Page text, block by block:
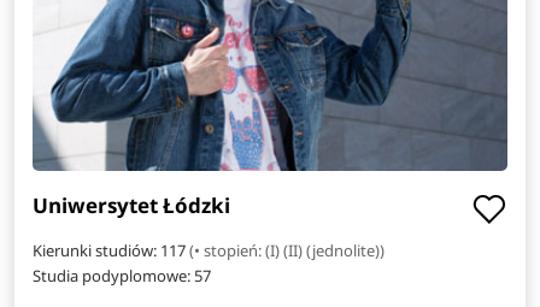
Zarządzanie i inżynieria produkcji
Amerykanistyka
Analityka gospodarcza
Automatyka i robotyka
Uniwersytet Łódzki
Kierunki studiów: 117(• stopień: (I) (II) (jednolite))
Studia podyplomowe:57